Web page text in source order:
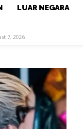
LUAR NEGARA
7, 2026